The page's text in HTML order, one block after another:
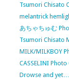
Tsumori Chisato
melantrick
あちゃちゅむ
Tsumori Chisato
MILK/MILKBOY
CASSELINI
Drowse and